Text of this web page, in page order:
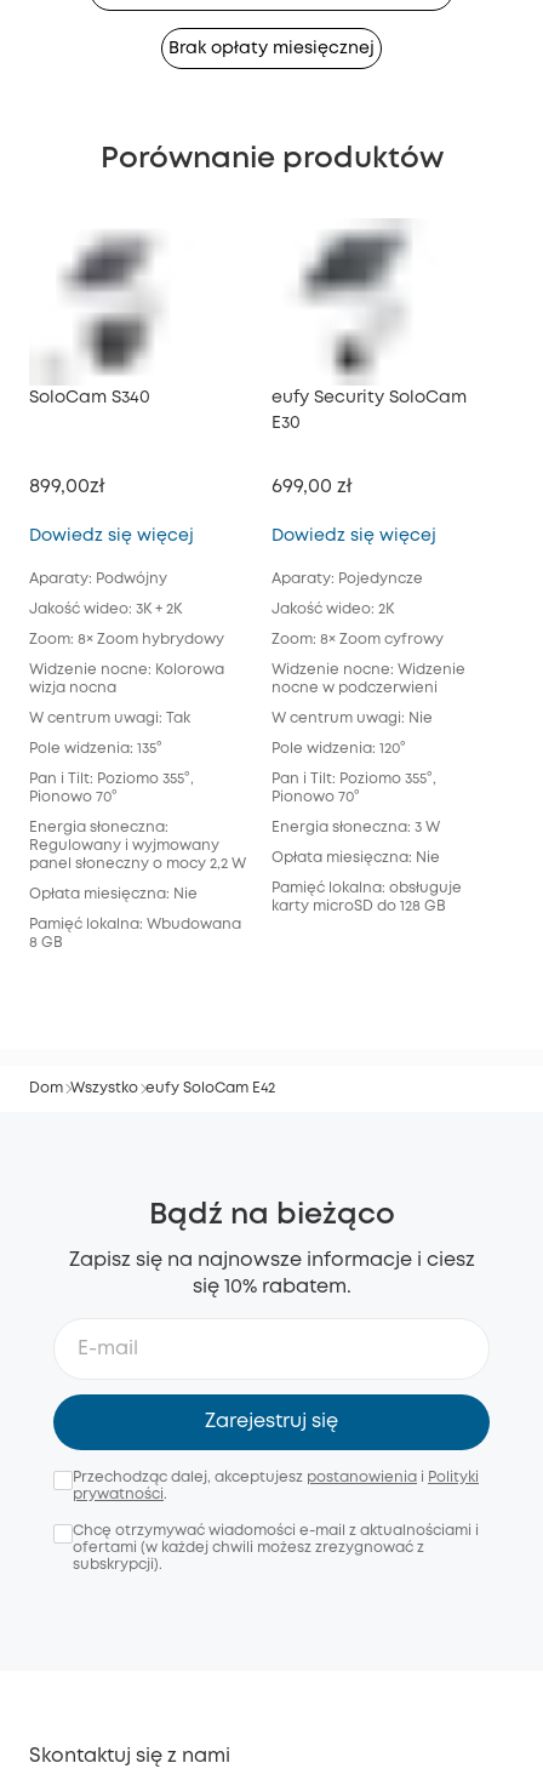
Brak opłaty miesięcznej
Porównanie produktów
SoloCam S340
899,00zł
Dowiedz się więcej SoloCam S340
Aparaty: Podwójny
Jakość wideo: 3K + 2K
Zoom: 8× Zoom hybrydowy
Widzenie nocne: Kolorowa
wizja nocna
W centrum uwagi: Tak
Pole widzenia: 135°
Pan i Tilt: Poziomo 355°,
Pionowo 70°
Energia słoneczna:
Regulowany i wyjmowany
panel słoneczny o mocy 2,2 W
Opłata miesięczna: Nie
Pamięć lokalna: Wbudowana
8 GB
eufy Security SoloCam
E30
699,00 zł
Dowiedz się więcej
Aparaty: Pojedyncze
Jakość wideo: 2K
Zoom: 8× Zoom cyfrowy
Widzenie nocne: Widzenie
nocne w podczerwieni
W centrum uwagi: Nie
Pole widzenia: 120°
Pan i Tilt: Poziomo 355°,
Pionowo 70°
Energia słoneczna: 3 W
Opłata miesięczna: Nie
Pamięć lokalna: obsługuje
karty microSD do 128 GB
Dom Wszystko eufy SoloCam E42
Bądź na bieżąco
Zapisz się na najnowsze informacje i ciesz
się 10% rabatem.
Zarejestruj się
Przechodząc dalej, akceptujesz postanowienia i Polityki
prywatności.
Chcę otrzymywać wiadomości e-mail z aktualnościami i
ofertami (w każdej chwili możesz zrezygnować z
subskrypcji).
Skontaktuj się z nami